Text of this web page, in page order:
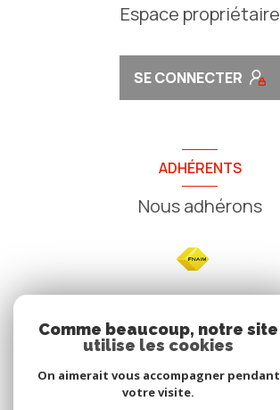
Espace propriétaire
SE CONNECTER
ADHÉRENTS
Nous adhérons
NOS
Comme beaucoup, notre site
utilise les cookies
On aimerait vous accompagner pendant
votre visite.